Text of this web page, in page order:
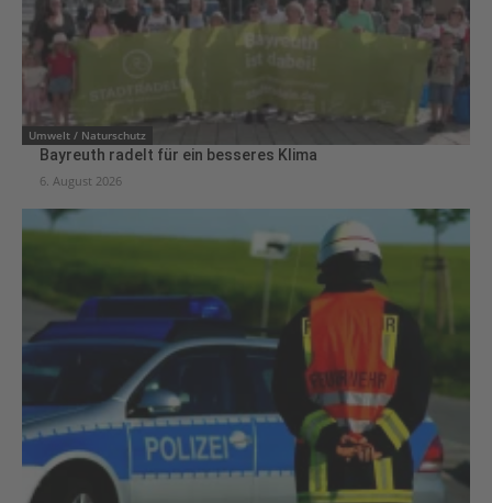
Umwelt / Naturschutz
Bayreuth radelt für ein besseres Klima
6. August 2026